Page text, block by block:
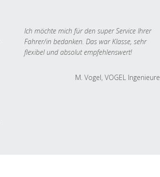
Ich möchte mich für den super Service Ihrer
Fahrer/in bedanken. Das war Klasse, sehr
flexibel und absolut empfehlenswert!
M. Vogel, VOGEL Ingenieure